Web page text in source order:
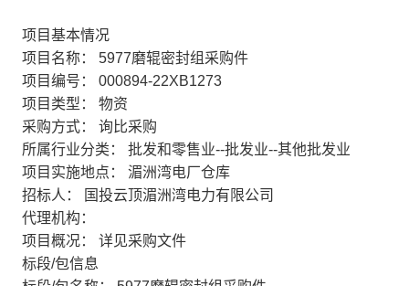
项目基本情况
项目名称：
5977磨辊密封组采购件
项目编号：
000894-22XB1273
项目类型：
物资
采购方式：
询比采购
所属行业分类：
批发和零售业--批发业--其他批发业
项目实施地点：
湄洲湾电厂仓库
招标人：
国投云顶湄洲湾电力有限公司
代理机构：
项目概况：
详见采购文件
标段/包信息